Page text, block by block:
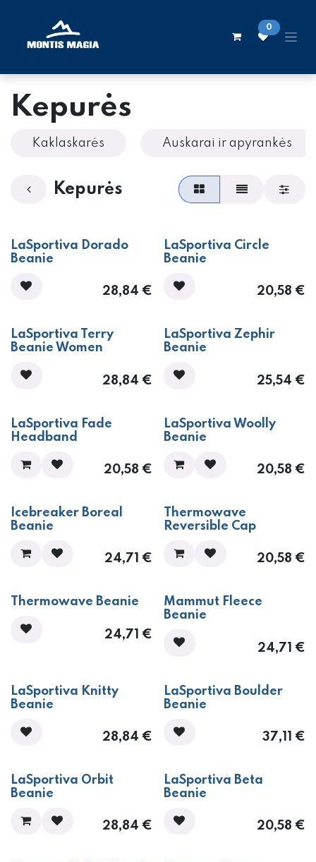
0
Kepurės
Kaklaskarės Auskarai ir apyrankės
Kepurės
LaSportiva Dorado
Beanie
28,84 €
LaSportiva Circle
Beanie
20,58 €
LaSportiva Terry
Beanie Women
28,84 €
LaSportiva Zephir
Beanie
25,54 €
LaSportiva Fade
Headband
20,58 €
LaSportiva Woolly
Beanie
20,58 €
Icebreaker Boreal
Beanie
24,71 €
Thermowave
Reversible Cap
20,58 €
Thermowave Beanie
24,71 €
Mammut Fleece
Beanie
24,71 €
LaSportiva Knitty
Beanie
28,84 €
LaSportiva Boulder
Beanie
37,11 €
LaSportiva Orbit
Beanie
28,84 €
LaSportiva Beta
Beanie
20,58 €